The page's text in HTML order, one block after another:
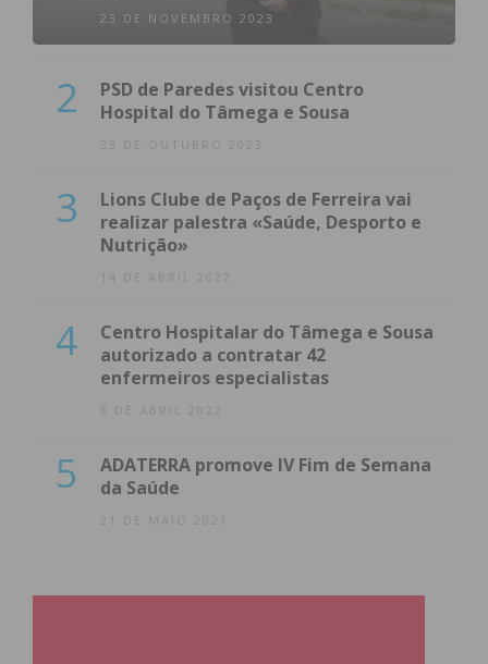
23 DE NOVEMBRO 2023
2
PSD de Paredes visitou Centro
Hospital do Tâmega e Sousa
23 DE OUTUBRO 2023
3
Lions Clube de Paços de Ferreira vai
realizar palestra «Saúde, Desporto e
Nutrição»
14 DE ABRIL 2022
4
Centro Hospitalar do Tâmega e Sousa
autorizado a contratar 42
enfermeiros especialistas
8 DE ABRIL 2022
5
ADATERRA promove IV Fim de Semana
da Saúde
21 DE MAIO 2021